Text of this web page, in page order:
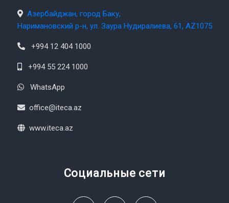
Азербайджан, город Баку,
Наримановский р-н, ул. Заура Нудиралиева, 61, AZ1075
+994 12 404 1000
+994 55 224 1000
WhatsApp
office@iteca.az
www.iteca.az
Социальные сети